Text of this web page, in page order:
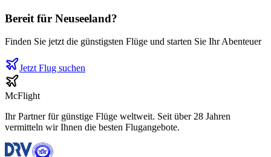
Bereit für Neuseeland?
Finden Sie jetzt die günstigsten Flüge und starten Sie Ihr Abenteuer
Jetzt Flug suchen
McFlight
Ihr Partner für günstige Flüge weltweit. Seit über 28 Jahren
vermitteln wir Ihnen die besten Flugangebote.